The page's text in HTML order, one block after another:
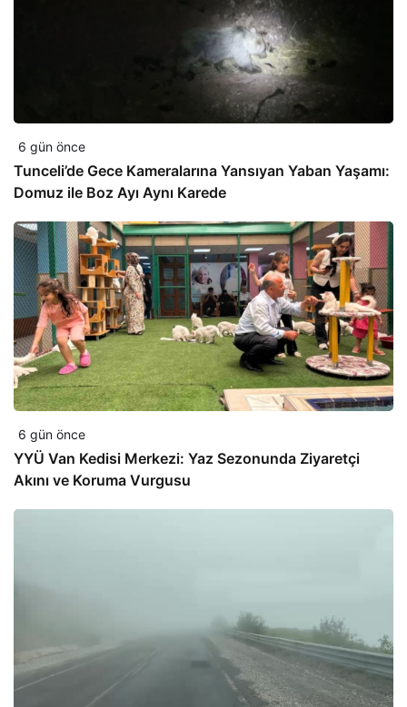
6 gün önce
Tunceli’de Gece Kameralarına Yansıyan Yaban Yaşamı:
Domuz ile Boz Ayı Aynı Karede
6 gün önce
YYÜ Van Kedisi Merkezi: Yaz Sezonunda Ziyaretçi
Akını ve Koruma Vurgusu